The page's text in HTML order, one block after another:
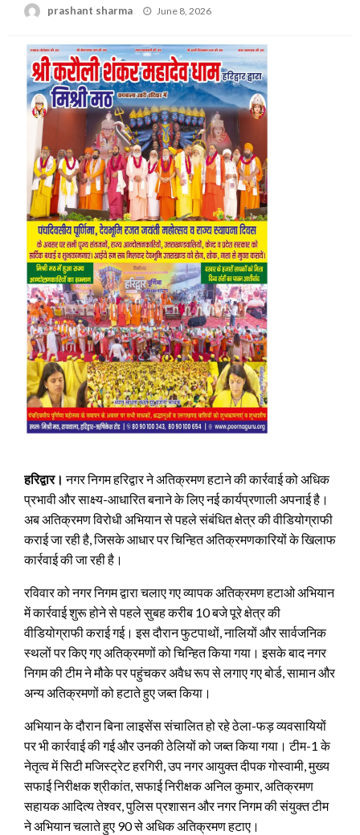
prashant sharma
Posted
June 8, 2026
हरिद्वार। नगर निगम हरिद्वार ने अतिक्रमण हटाने की कार्रवाई को अधिक
प्रभावी और साक्ष्य-आधारित बनाने के लिए नई कार्यप्रणाली अपनाई है।
अब अतिक्रमण विरोधी अभियान से पहले संबंधित क्षेत्र की वीडियोग्राफी
कराई जा रही है, जिसके आधार पर चिन्हित अतिक्रमणकारियों के खिलाफ
कार्रवाई की जा रही है।
रविवार को नगर निगम द्वारा चलाए गए व्यापक अतिक्रमण हटाओ अभियान
में कार्रवाई शुरू होने से पहले सुबह करीब 10 बजे पूरे क्षेत्र की
वीडियोग्राफी कराई गई। इस दौरान फुटपाथों, नालियों और सार्वजनिक
स्थलों पर किए गए अतिक्रमणों को चिन्हित किया गया। इसके बाद नगर
निगम की टीम ने मौके पर पहुंचकर अवैध रूप से लगाए गए बोर्ड, सामान और
अन्य अतिक्रमणों को हटाते हुए जब्त किया।
अभियान के दौरान बिना लाइसेंस संचालित हो रहे ठेला-फड़ व्यवसायियों
पर भी कार्रवाई की गई और उनकी ठेलियों को जब्त किया गया। टीम-1 के
नेतृत्व में सिटी मजिस्ट्रेट हरगिरी, उप नगर आयुक्त दीपक गोस्वामी, मुख्य
सफाई निरीक्षक श्रीकांत, सफाई निरीक्षक अनिल कुमार, अतिक्रमण
सहायक आदित्य तेश्वर, पुलिस प्रशासन और नगर निगम की संयुक्त टीम
ने अभियान चलाते हुए 90 से अधिक अतिक्रमण हटाए।